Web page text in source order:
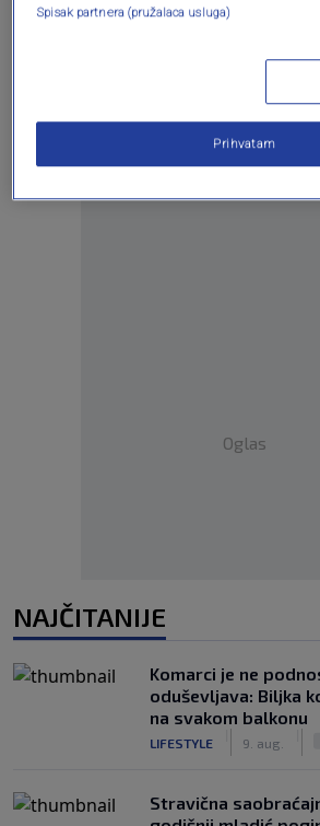
Oglas
Oglas
NAJČITANIJE
Komarci je ne
oduševljava: Biljka
na svakom balkonu
LIFESTYLE 9. aug.
Stravična
Spisak partnera (pružalaca usluga)
Prihvatam